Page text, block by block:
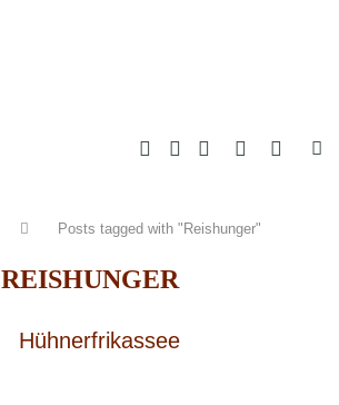
Posts tagged with "Reishunger"
REISHUNGER